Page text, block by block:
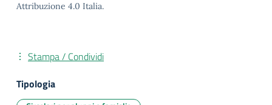
Attribuzione 4.0 Italia.
Stampa / Condividi
Tipologia